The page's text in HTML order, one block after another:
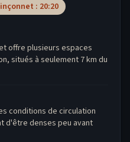
: 20:20
offre plusieurs espaces
situés à seulement 7 km du
conditions de circulation
d'être denses peu avant